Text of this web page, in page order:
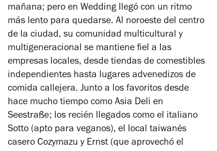
mañana; pero en Wedding llegó con un ritmo
más lento para quedarse. Al noroeste del centro
de la ciudad, su comunidad multicultural y
multigeneracional se mantiene fiel a las
empresas locales, desde tiendas de comestibles
independientes hasta lugares advenedizos de
comida callejera. Junto a los favoritos desde
hace mucho tiempo como Asia Deli en
Seestraße; los recién llegados como el italiano
Sotto (apto para veganos), el local taiwanés
casero Cozymazu y Ernst (que aprovechó el